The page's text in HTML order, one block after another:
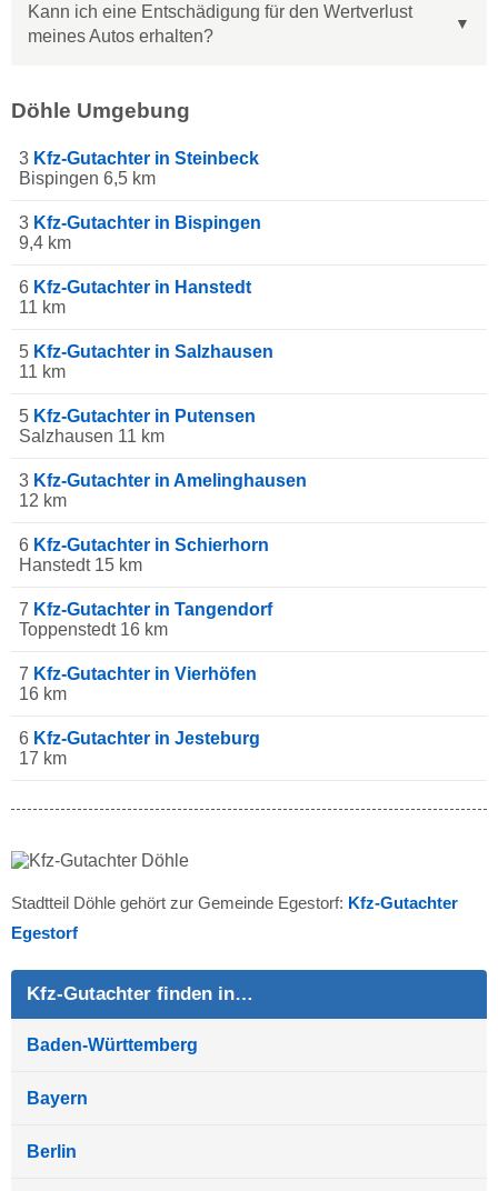
Kann ich eine Entschädigung für den Wertverlust
meines Autos erhalten?
Döhle Umgebung
3 Kfz-Gutachter in Steinbeck
Bispingen 6,5 km
3 Kfz-Gutachter in Bispingen
9,4 km
6 Kfz-Gutachter in Hanstedt
11 km
5 Kfz-Gutachter in Salzhausen
11 km
5 Kfz-Gutachter in Putensen
Salzhausen 11 km
3 Kfz-Gutachter in Amelinghausen
12 km
6 Kfz-Gutachter in Schierhorn
Hanstedt 15 km
7 Kfz-Gutachter in Tangendorf
Toppenstedt 16 km
7 Kfz-Gutachter in Vierhöfen
16 km
6 Kfz-Gutachter in Jesteburg
17 km
Stadtteil Döhle gehört zur Gemeinde Egestorf: Kfz-Gutachter
Egestorf
Kfz-Gutachter finden in…
Baden-Württemberg
Bayern
Berlin